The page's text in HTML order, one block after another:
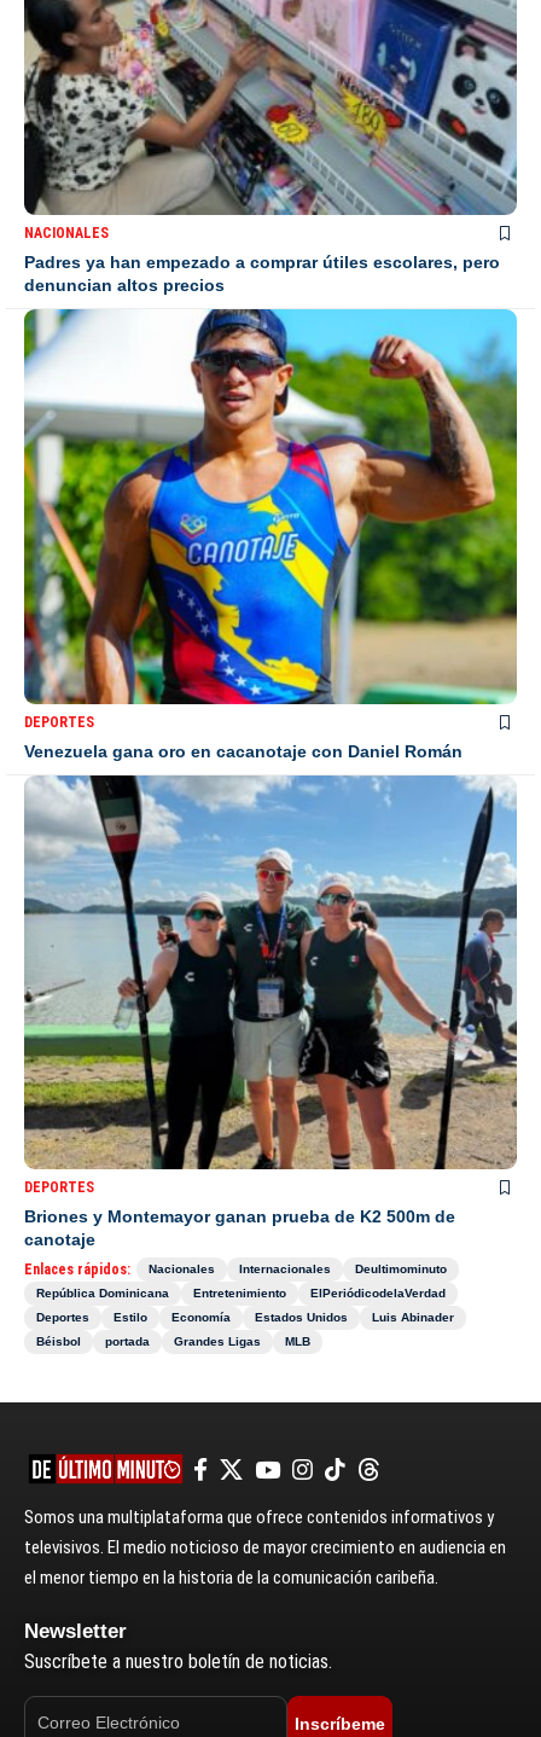
NACIONALES
Padres ya han empezado a comprar útiles escolares, pero
denuncian altos precios
DEPORTES
Venezuela gana oro en cacanotaje con Daniel Román
DEPORTES
Briones y Montemayor ganan prueba de K2 500m de
canotaje
Enlaces rápidos: Nacionales Internacionales
Deultimominuto
República Dominicana
Entretenimiento
ElPeriódicodelaVerdad
Deportes
Estilo Economía Estados Unidos
Luis Abinader
Béisbol
portada Grandes Ligas MLB
Somos una multiplataforma que ofrece contenidos informativos y
televisivos. El medio noticioso de mayor crecimiento en audiencia en
el menor tiempo en la historia de la comunicación caribeña.
Newsletter
Suscríbete a nuestro boletín de noticias.
Inscríbeme